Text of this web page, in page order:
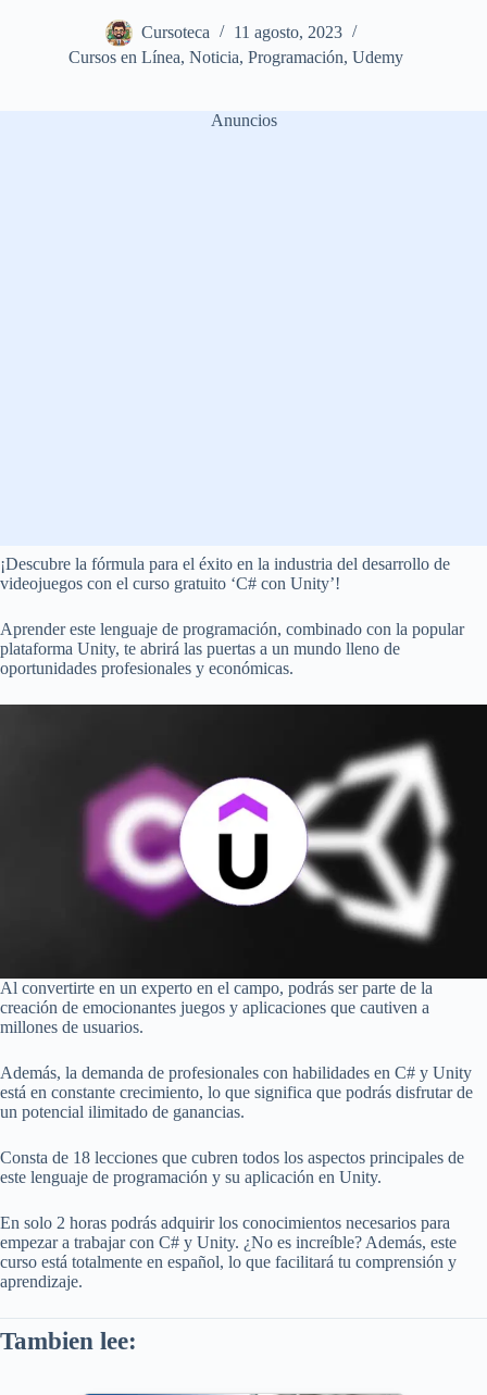
Cursoteca
11 agosto, 2023
Cursos en Línea,Noticia,Programación,Udemy
Anuncios
¡Descubre la fórmula para el éxito en la industria del desarrollo de
videojuegos con el curso gratuito ‘C# con Unity’!
Aprender este lenguaje de programación, combinado con la popular
plataforma Unity, te abrirá las puertas a un mundo lleno de
oportunidades profesionales y económicas.
Al convertirte en un experto en el campo, podrás ser parte de la
creación de emocionantes juegos y aplicaciones que cautiven a
millones de usuarios.
Además, la demanda de profesionales con habilidades en C# y Unity
está en constante crecimiento, lo que significa que podrás disfrutar de
un potencial ilimitado de ganancias.
Consta de 18 lecciones que cubren todos los aspectos principales de
este lenguaje de programación y su aplicación en Unity.
En solo 2 horas podrás adquirir los conocimientos necesarios para
empezar a trabajar con C# y Unity. ¿No es increíble? Además, este
curso está totalmente en español, lo que facilitará tu comprensión y
aprendizaje.
Tambien lee: